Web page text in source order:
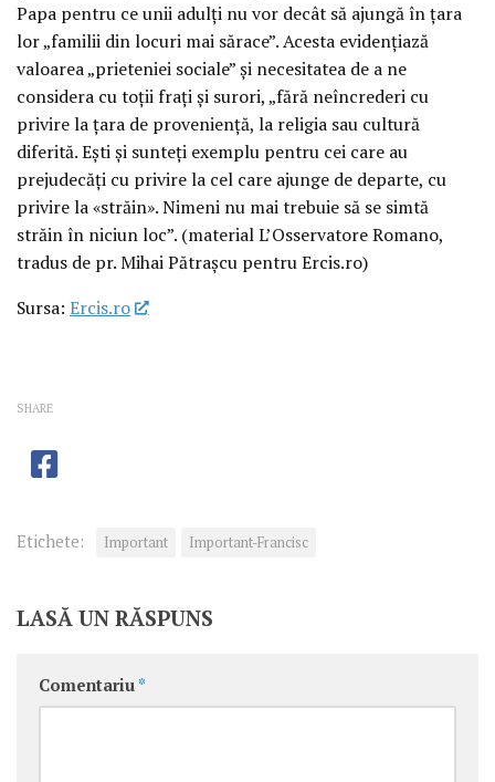
Papa pentru ce unii adulți nu vor decât să ajungă în țara
lor „familii din locuri mai sărace”. Acesta evidențiază
valoarea „prieteniei sociale” și necesitatea de a ne
considera cu toții frați și surori, „fără neîncrederi cu
privire la țara de proveniență, la religia sau cultură
diferită. Ești și sunteți exemplu pentru cei care au
prejudecăți cu privire la cel care ajunge de departe, cu
privire la «străin». Nimeni nu mai trebuie să se simtă
străin în niciun loc”. (material L’Osservatore Romano,
tradus de pr. Mihai Pătrașcu pentru Ercis.ro)
Sursa: Ercis.ro
SHARE
Etichete: Important Important-Francisc
LASĂ UN RĂSPUNS
Comentariu *